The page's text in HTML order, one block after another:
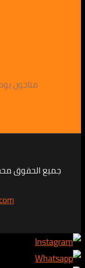
متاحون يوميًا من الساعة 9 صباحًا حتى 10
محفوظة لشركة
by